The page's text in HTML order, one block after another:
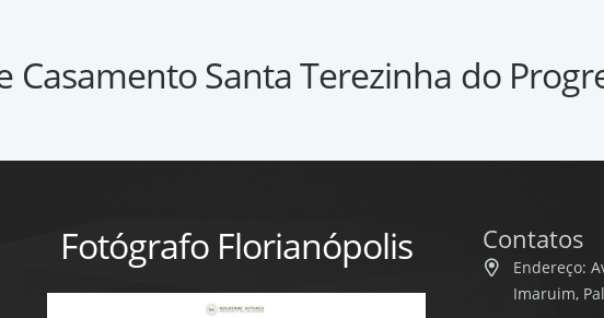
Casamento Santa Terezinha do
Fotógrafo Florianópolis Contatos
Endereço:
Imaruim,